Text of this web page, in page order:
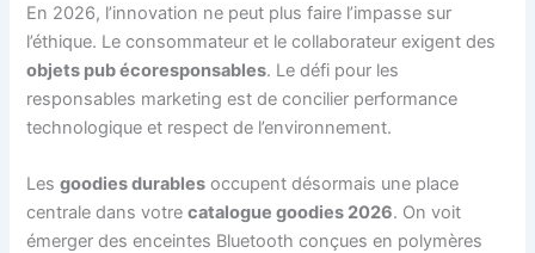
En 2026, l’innovation ne peut plus faire l’impasse sur
l’éthique. Le consommateur et le collaborateur exigent des
objets pub écoresponsables. Le défi pour les
responsables marketing est de concilier performance
technologique et respect de l’environnement.
Lesgoodies durables occupent désormais une place
centrale dans votrecatalogue goodies 2026. On voit
émerger des enceintes Bluetooth conçues en polymères